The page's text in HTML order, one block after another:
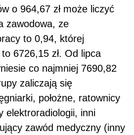
o 964,67 zł może liczyć
zawodowa, ze
to 0,94, której
6726,15 zł. Od lipca
co najmniej 7690,82
zaliczają się
położne, ratownicy
elektroradiologii, inni
zawód medyczny (inny